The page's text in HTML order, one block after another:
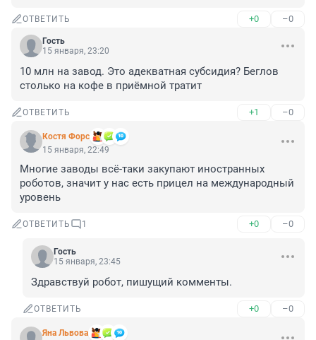
ОТВЕТИТЬ +0 –0
Гость
15 января, 23:20
10 млн на завод. Это адекватная субсидия? Беглов
столько на кофе в приёмной тратит
ОТВЕТИТЬ +1 –0
Костя Форс
15 января, 22:49
Многие заводы всё-таки закупают иностранных
роботов, значит у нас есть прицел на международный
уровень
ОТВЕТИТЬ 1 +0 –0
Гость
15 января, 23:45
Здравствуй робот, пишущий комменты.
ОТВЕТИТЬ +0 –0
Яна Львова